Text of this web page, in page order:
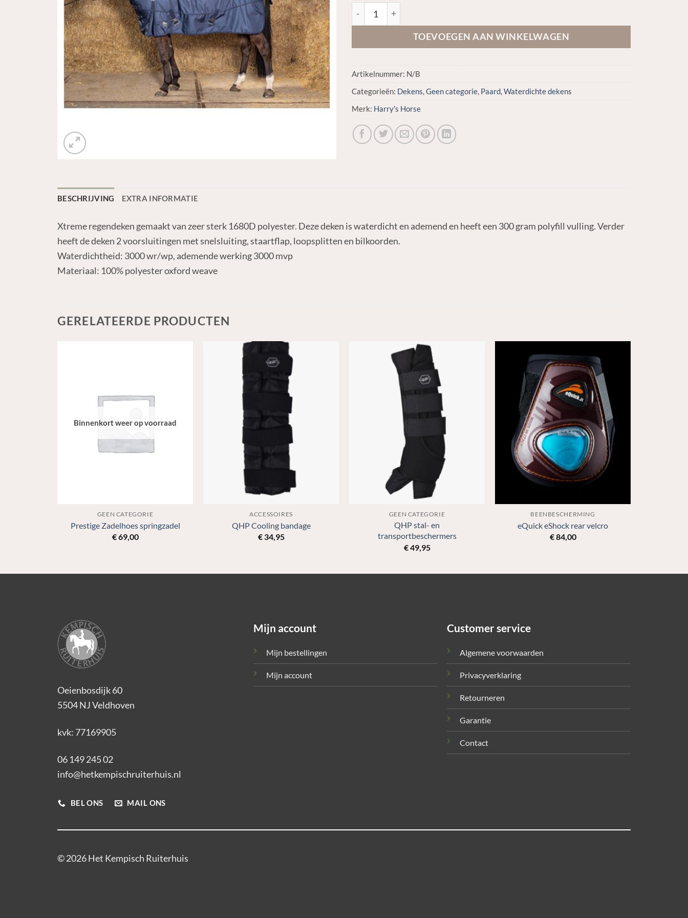
TOEVOEGEN AAN WINKELWAGEN
Artikelnummer: N/B
Categorieën: Dekens,Geen categorie, Paard,Waterdichte dekens
Merk: Harry's Horse
BESCHRIJVING EXTRA INFORMATIE
Xtreme regendeken gemaakt van zeer sterk 1680D polyester. Deze deken is waterdicht en ademend en heeft een 300 gram polyfill vulling. Verder
heeft de deken 2 voorsluitingen met snelsluiting, staartflap, loopsplitten en bilkoorden.
Waterdichtheid: 3000 wr/wp, ademende werking 3000 mvp
Materiaal: 100% polyester oxford weave
GERELATEERDE PRODUCTEN
Binnenkort weer op voorraad
GEEN CATEGORIE
Prestige Zadelhoes springzadel
€69,00
ACCESSOIRES
QHP Cooling bandage
€34,95
GEEN CATEGORIE
QHP stal- en
transportbeschermers
€49,95
BEENBESCHERMING
eQuick eShock rear velcro
€84,00
Oeienbosdijk 60
5504 NJ Veldhoven
kvk: 77169905
06 149 245 02
info@hetkempischruiterhuis.nl
BEL ONS MAIL ONS
Mijn account
Mijn bestellingen
Mijn account
Customer service
Algemene voorwaarden
Privacyverklaring
Retourneren
Garantie
Contact
© 2026 Het Kempisch Ruiterhuis